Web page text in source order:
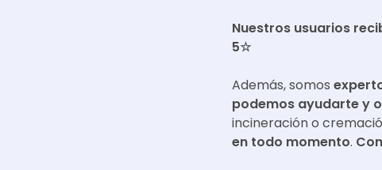
Nuestros usuarios
5☆
Además, somos
podemos ayudarte y
incineración o
en todo momento.